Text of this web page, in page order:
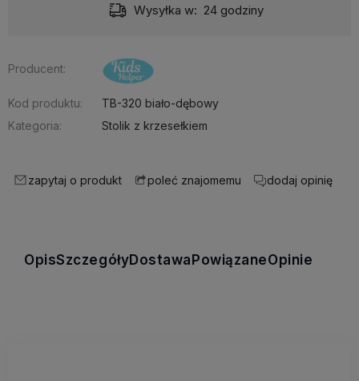
Wysyłka w: 24 godziny
Producent:
Kod produktu:
TB-320 biało-dębowy
Kategoria:
Stolik z krzesełkiem
zapytaj o produkt poleć znajomemu dodaj opinię
OpisSzczegółyDostawaPowiązaneOpinie